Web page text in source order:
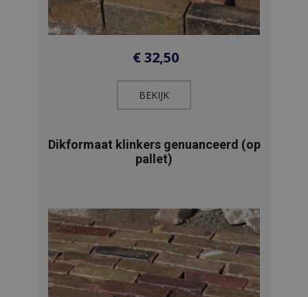
€32,50
BEKIJK​
Dikformaat klinkers genuanceerd (op
pallet)